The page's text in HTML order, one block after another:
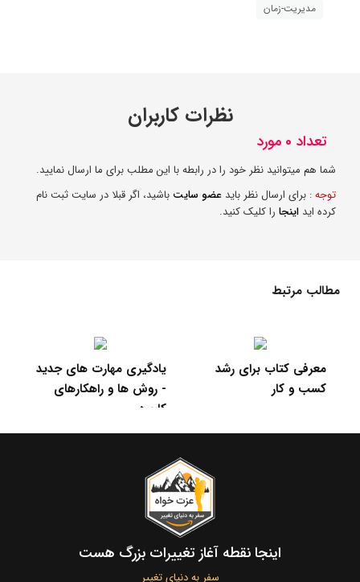
مدیریت-زمان
نظرات کاربران
تعداد 0 مورد
شما هم میتوانید نظر خود را در رابطه با این مطلب برای ما ارسال نمایید.
توجه : برای ارسال نظر باید عضو سایت باشید، اگر قبلا در سایت ثبت نام
کرده اید اینجا را کلیک کنید.
مطالب مرتبط
معرفی کتاب برای رشد
کسب و کار
چگونه برای مشکلات کم
اهمیت حرص نخوریم ؟
اینجا نقطه آغاز تغییرات بزرگ هست
سفر به دنیای تغییر